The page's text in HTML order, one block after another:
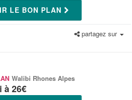
LE BON PLAN
partagez sur
Walibi Rhones Alpes
à 26€